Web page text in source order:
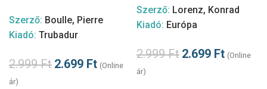
Szerző: Boulle, Pierre
Kiadó: Trubadur
2.999Ft 2.699 Ft (Online
ár)
Szerző: Lorenz, Konrad
Kiadó: Európa
2.999Ft 2.699 Ft (Online
ár)